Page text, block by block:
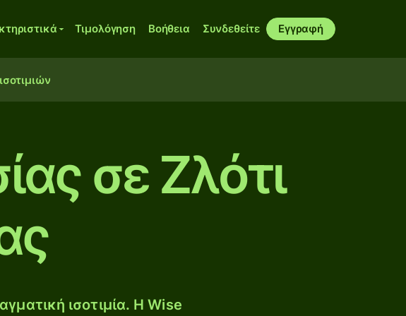
Τιμολόγηση Βοήθεια Συνδεθείτε Εγγραφή
σε Ζλότι
ισοτιμία. Η Wise